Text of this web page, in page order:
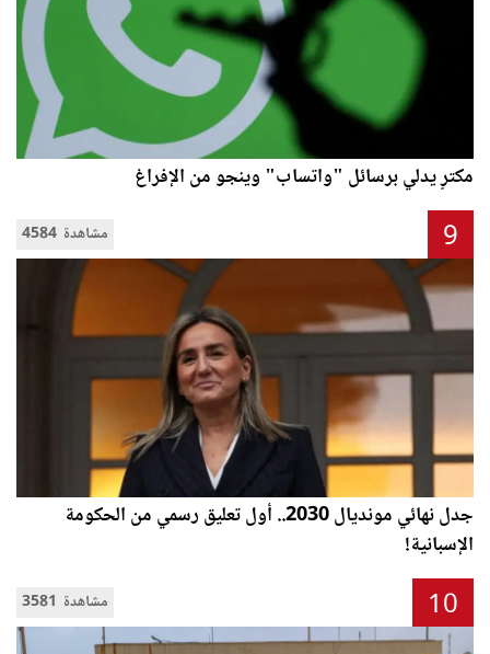
مكترٍ يدلي برسائل "واتساب" وينجو من الإفراغ
4584 مشاهدة 9
جدل نهائي مونديال 2030.. أول تعليق رسمي من الحكومة
الإسبانية!
3581 مشاهدة 10